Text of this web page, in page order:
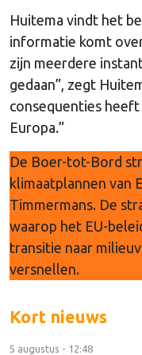
Huitema vindt het
informatie komt
zijn meerdere
gedaan”, zegt
consequenties
Europa.”
De Boer-tot-Bord
klimaatplannen van
Timmermans. De
waarop het EU-
transitie naar
versnellen.
Kort nieuws
5 augustus - 12:48